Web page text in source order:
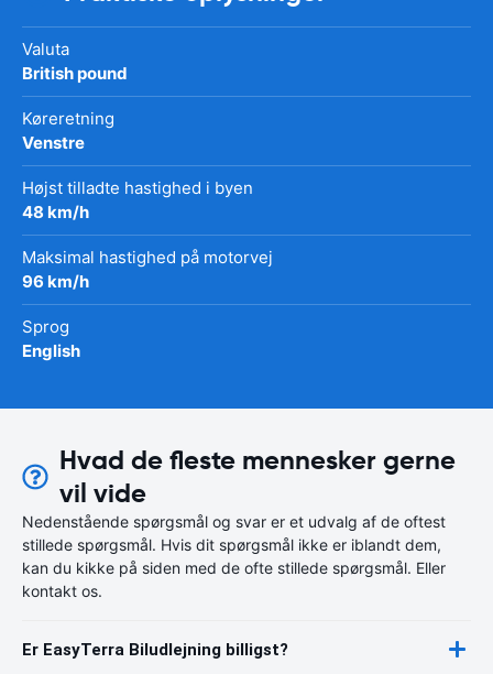
Valuta
British pound
Køreretning
Venstre
Højst tilladte hastighed i byen
48 km/h
Maksimal hastighed på motorvej
96 km/h
Sprog
English
Hvad de fleste mennesker gerne
vil vide
Nedenstående spørgsmål og svar er et udvalg af de oftest
stillede spørgsmål. Hvis dit spørgsmål ikke er iblandt dem,
kan du kikke på siden med de ofte stillede spørgsmål. Eller
kontakt os.
Er EasyTerra Biludlejning billigst?